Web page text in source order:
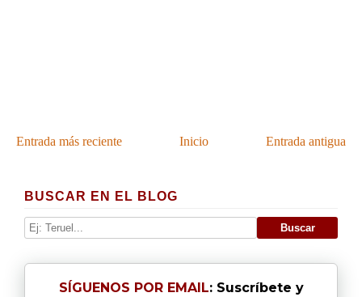
Entrada más reciente Entrada antigua
Inicio
BUSCAR EN EL BLOG
SÍGUENOS POR EMAIL: Suscríbete y